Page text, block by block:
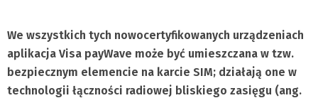
We wszystkich tych nowocertyfikowanych urządzeniach
aplikacja Visa payWave może być umieszczana w tzw.
bezpiecznym elemencie na karcie SIM; działają one w
technologii łączności radiowej bliskiego zasięgu (ang.